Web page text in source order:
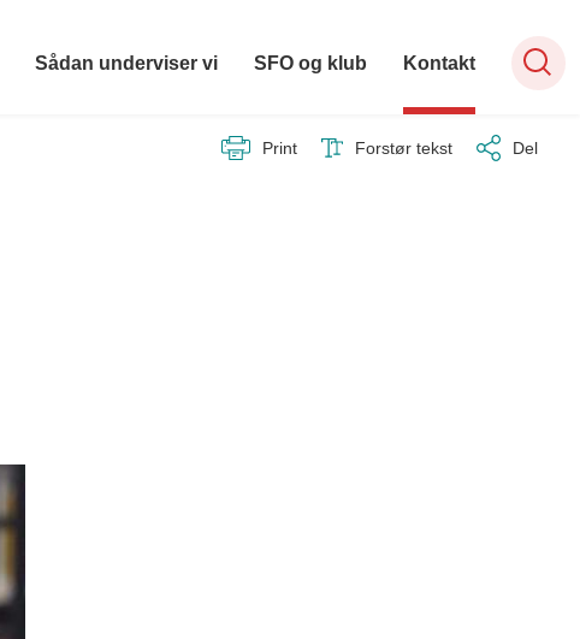
Sådan underviser vi SFO og klub Kontakt
Print Forstør tekst Del